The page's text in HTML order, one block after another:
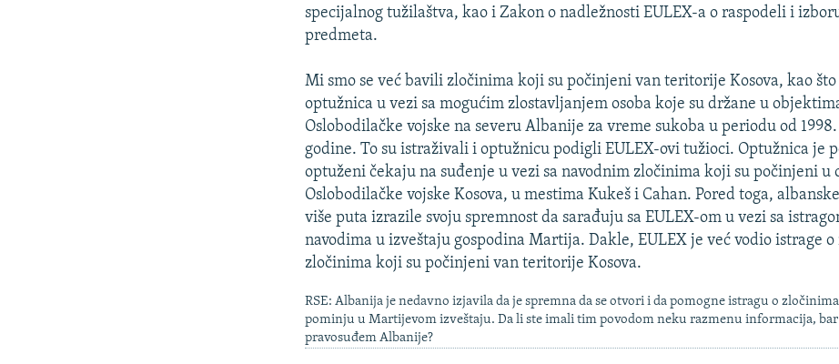
specijalnog tužilaštva, kao i Zakon o nadležnosti EULEX-a o raspodeli i
predmeta.
Mi smo se već bavili zločinima koji su počinjeni van teritorije Kosova, kao što
optužnica u vezi sa mogućim zlostavljanjem osoba koje su držane u
Oslobodilačke vojske na severu Albanije za vreme sukoba u periodu od 1998.
godine. To su istraživali i optužnicu podigli EULEX-ovi tužioci. Optužnica je
optuženi čekaju na suđenje u vezi sa navodnim zločinima koji su počinjeni u
Oslobodilačke vojske Kosova, u mestima Kukeš i Cahan. Pored toga,
više puta izrazile svoju spremnost da sarađuju sa EULEX-om u vezi sa
navodima u izveštaju gospodina Martija. Dakle, EULEX je već vodio istrage
zločinima koji su počinjeni van teritorije Kosova.
RSE: Albanija je nedavno izjavila da je spremna da se otvori i da pomogne istragu o
pominju u Martijevom izveštaju. Da li ste imali tim povodom neku razmenu informacija, bar
pravosuđem Albanije?